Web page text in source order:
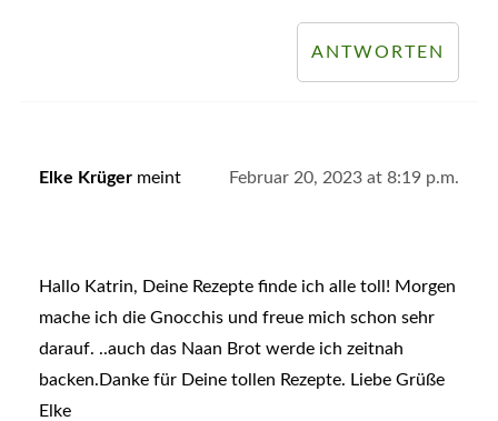
ANTWORTEN
Elke Krüger meint Februar 20, 2023 at 8:19 p.m.
Hallo Katrin, Deine Rezepte finde ich alle toll! Morgen
mache ich die Gnocchis und freue mich schon sehr
darauf. ..auch das Naan Brot werde ich zeitnah
backen.Danke für Deine tollen Rezepte. Liebe Grüße
Elke